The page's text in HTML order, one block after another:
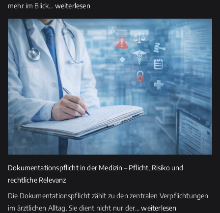
d
l
e
e
r.
mehr im Blick… Medizinrecht
2026
–
Zwischen
Patientenrechten,
Digitalisierung
und
medizinischer
Verantwortung
weiterlesen
Dokumentationspflicht in der Medizin – Pflicht, Risiko und
rechtliche Relevanz
Die Dokumentationspflicht zählt zu den zentralen Verpflichtungen
im ärztlichen Alltag. Sie dient nicht nur der…Dokumentationspflicht
weiterlesen